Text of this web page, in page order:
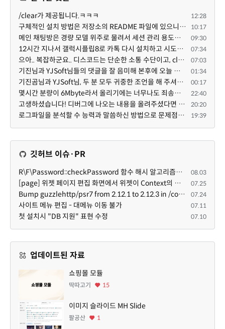
/clear가 제공됩니다.ㅋㅋㅋ 12:28
구체적인 설치 방법은 저장소의 README 파일에 있으니, 본문은 좀 덜 복잡해 보이도록^^ 줄여 보시면 어떨까... 10:17
메인 채팅방은 경량 모델 위주로 물려서 세션 관리 용도로만 쓰고, 각 기능 구현 세션은 디스코드 내의 스레... 09:30
12시간 지나서 갤럭시플립8로 카톡 다시 설치하고 시도했는데 같은 전화번호로 가입된 카카오톡이 있다고 나... 07:34
으아.. 복잡하군요.. 디스코드는 단순한 소통 수단이고, claude와 codex를 엮어서 author / reviewer를 나누... 07:03
기진님과 YJSoft님들의 댓글을 잘 음미해 본후에 오늘 이시간부터 저를 도와 주는 챗지피티와 저는 /XE 에 ... 01:34
기진곰님과 YJSoft님, 두 분 모두 귀중한 조언을 해 주셔서 진심으로 감사드립니다. 두 분의 답변을 여러 번... 00:17
몇시간 분량이 6Mbyte라서 올리기에는 너무나도 죄송스럽기에 재미나이에게 의뢰했습니다. 22:40
고생하셨습니다! 디버그에 나오는 내용을 올려주셨다면 도움을 드릴 수 있었을지도 모르지만, 아무래도 댓글... 20:20
로그파일을 분석할 수 능력과 말씀하신 방법으로 문제점을 찾아도 ... 이게 뭔말인지 이해할 수 없는 상황이... 19:39
깃허브 이슈·PR
R\F\Password::checkPassword 함수 해시 알고리즘을 암시적으로 호출하는 경우 Argon2id 해시 비교 실패 08.03
[page] 위젯 페이지 편집 화면에서 위젯이 Context의 module_info를 덮어쓰면 저장이 ERR_ACT_IS_NOT_STANDALONE으로 실패 07.25
Bump guzzlehttp/psr7 from 2.12.1 to 2.12.3 in /common 07.24
사이트 메뉴 편집 - 대메뉴 이동 불가 07.11
첫 설치시 "DB 지원" 표현 수정 07.10
업데이트된 자료
쇼핑몰 모듈
딱따고기 15
이미지 슬라이드 MH Slide
팔공산 1